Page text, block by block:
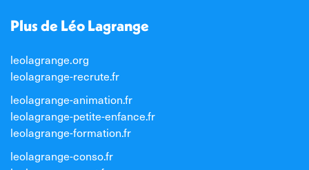
Plus de Léo Lagrange
leolagrange.org
leolagrange-recrute.fr
leolagrange-animation.fr
leolagrange-petite-enfance.fr
leolagrange-formation.fr
leolagrange-conso.fr